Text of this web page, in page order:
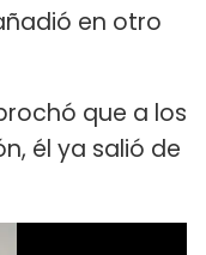
en otro
que a los
él ya salió de